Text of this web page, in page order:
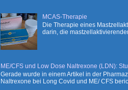
MCAS-Therapie
Die Therapie eines
darin, die
ME/CFS und Low Dose Naltrexone (LDN):
Gerade wurde in einem Artikel in der
Naltrexone bei Long Covid und ME/ CFS